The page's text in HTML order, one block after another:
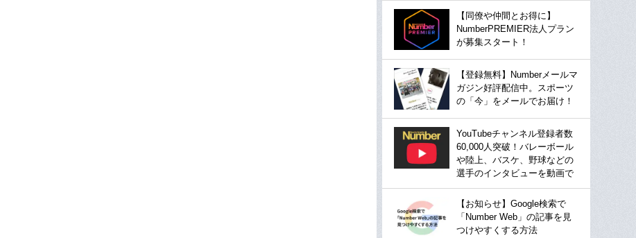
【同僚や仲間とお得に】
NumberPREMIER法人プラン
が募集スタート！
【登録無料】Numberメールマ
ガジン好評配信中。スポーツ
の「今」をメールでお届け！
YouTubeチャンネル登録者数
60,000人突破！バレーボール
や陸上、バスケ、野球などの
選手のインタビューを動画で
【お知らせ】Google検索で
「Number Web」の記事を見
つけやすくする方法